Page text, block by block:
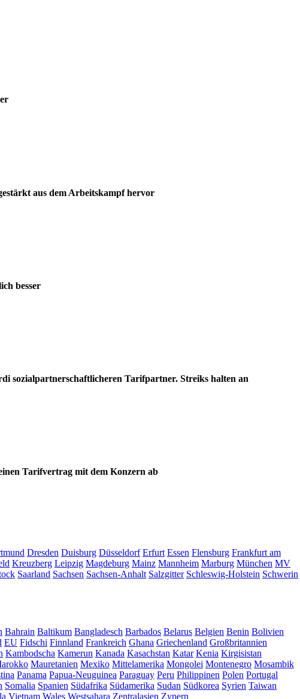
aus dem Arbeitskampf hervor
besser
sozialpartnerschaftlicheren Tarifpartner. Streiks halten an
Tarifvertrag mit dem Konzern ab
Dresden Duisburg Düsseldorf Erfurt Essen Flensburg Frankfurt am
Kreuzberg Leipzig Magdeburg Mainz Mannheim Marburg München MV
Saarland Sachsen Sachsen-Anhalt Salzgitter Schleswig-Holstein Schwerin
Bahrain Baltikum Bangladesch Barbados Belarus Belgien Benin Bolivien
EU Fidschi Finnland Frankreich Ghana Griechenland Großbritannien
Kambodscha Kamerun Kanada Kasachstan Katar Kenia Kirgisistan
Mauretanien Mexiko Mittelamerika Mongolei Montenegro Mosambik
Panama Papua-Neuguinea Paraguay Peru Philippinen Polen Portugal
Somalia Spanien Südafrika Südamerika Sudan Südkorea Syrien Taiwan
Vietnam Wales Westsahara Zentralasien Zypern